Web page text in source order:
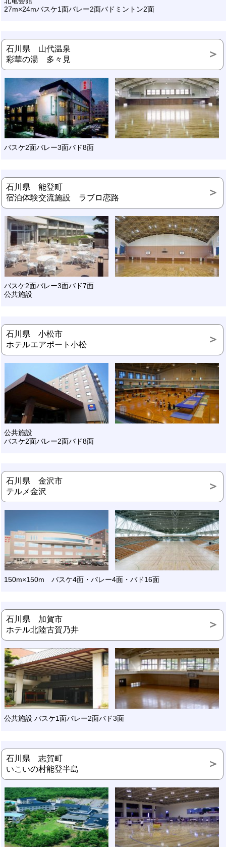
27m×24mバスケ1面バレー2面バドミントン2面
石川県 山代温泉
彩華の湯 多々見
バスケ2面バレー3面バド8面
石川県 能登町
宿泊体験交流施設 ラブロ恋路
バスケ2面バレー3面バド7面
公共施設
石川県 小松市
ホテルエアポート小松
公共施設
バスケ2面バレー2面バド8面
石川県 金沢市
テルメ金沢
150m×150m バスケ4面・バレー4面・バド16面
石川県 加賀市
ホテル北陸古賀乃井
公共施設 バスケ1面バレー2面バド3面
石川県 志賀町
いこいの村能登半島